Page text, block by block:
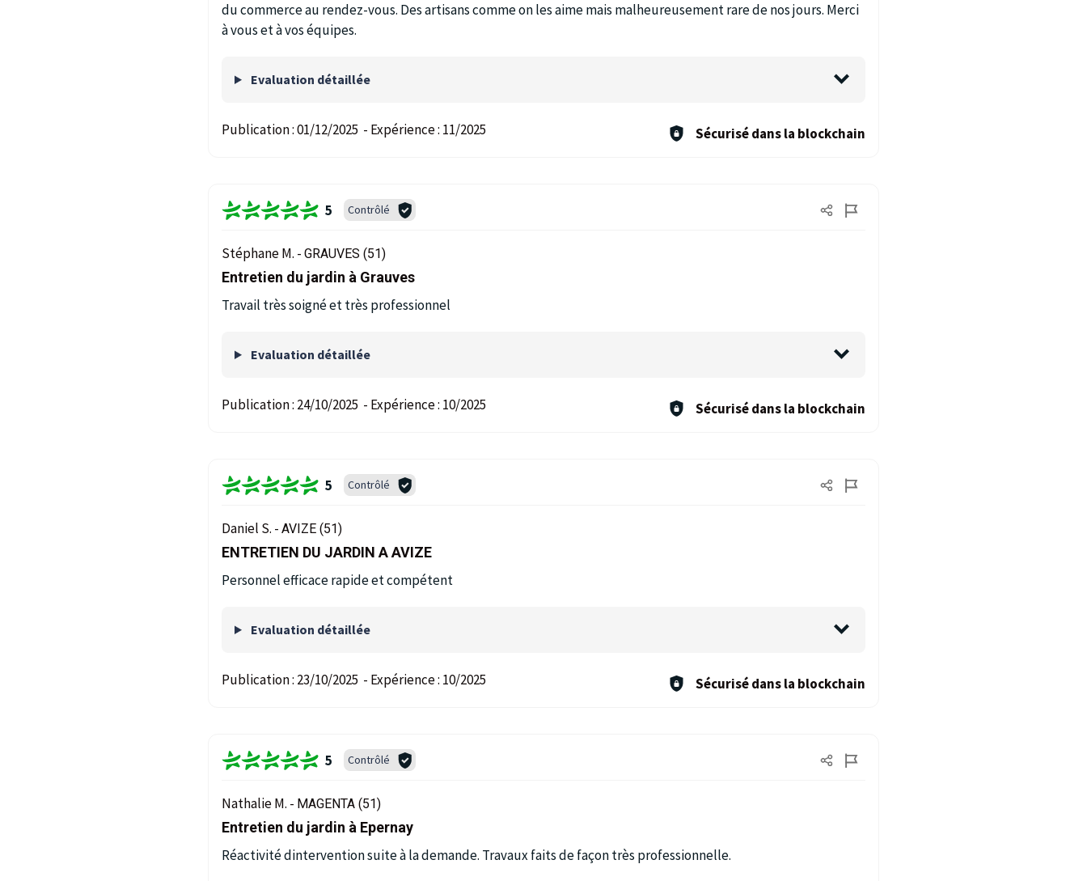
du commerce au rendez-vous. Des artisans comme on les aime mais malheureusement rare de nos jours. Merci
à vous et à vos équipes.
Evaluation détaillée
Publication :01/12/2025 - Expérience : 11/2025 Sécurisé dans la blockchain
5 Contrôlé
Stéphane M. - GRAUVES (51)
Entretien du jardin à Grauves
Travail très soigné et très professionnel
Evaluation détaillée
Publication : 24/10/2025 - Expérience : 10/2025 Sécurisé dans la blockchain
5 Contrôlé
Daniel S. - AVIZE (51)
ENTRETIEN DU JARDIN A AVIZE
Personnel efficace rapide et compétent
Evaluation détaillée
Publication : 23/10/2025 - Expérience : 10/2025 Sécurisé dans la blockchain
5 Contrôlé
Nathalie M. - MAGENTA (51)
Entretien du jardin à Epernay
Réactivité dintervention suite à la demande. Travaux faits de façon très professionnelle.